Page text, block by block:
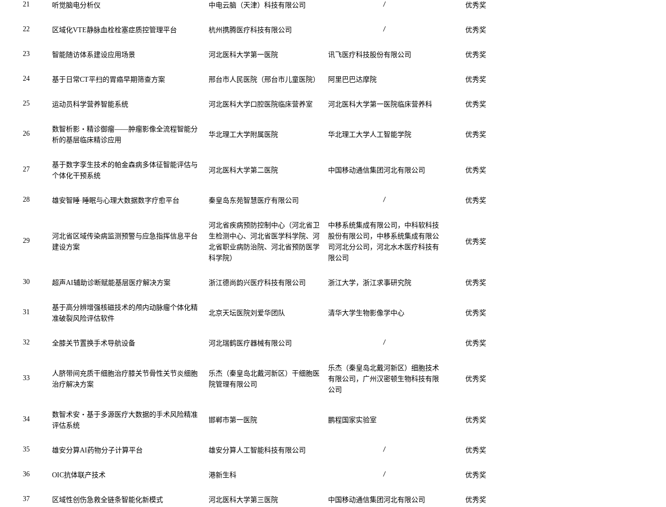
21 听觉脑电分析仪 中电云脑（天津）科技有限公司 / 优秀奖
22 区域化VTE静脉血栓栓塞症质控管理平台 杭州携腾医疗科技有限公司 / 优秀奖
23 智能随访体系建设应用场景 河北医科大学第一医院 讯飞医疗科技股份有限公司 优秀奖
24 基于日常CT平扫的胃癌早期筛查方案 邢台市人民医院（邢台市儿童医院） 阿里巴巴达摩院 优秀奖
25 运动员科学营养智能系统 河北医科大学口腔医院临床营养室 河北医科大学第一医院临床营养科 优秀奖
26
数智析影・精诊御瘤——肿瘤影像全流程智能分
析的基层临床精诊应用
华北理工大学附属医院 华北理工大学人工智能学院 优秀奖
27
基于数字孪生技术的帕金森病多体征智能评估与
个体化干预系统
河北医科大学第二医院 中国移动通信集团河北有限公司 优秀奖
28 雄安智睡·睡眠与心理大数据数字疗愈平台 秦皇岛东苑智慧医疗有限公司 / 优秀奖
29
河北省区域传染病监测预警与应急指挥信息平台
建设方案
河北省疾病预防控制中心（河北省卫
生检测中心、河北省医学科学院、河
北省职业病防治院、河北省预防医学
科学院）
中移系统集成有限公司，中科软科技
股份有限公司，中移系统集成有限公
司河北分公司，河北水木医疗科技有
限公司
优秀奖
30 超声AI辅助诊断赋能基层医疗解决方案 浙江德尚韵兴医疗科技有限公司 浙江大学，浙江求事研究院 优秀奖
31
基于高分辨增强核磁技术的颅内动脉瘤个体化精
准破裂风险评估软件
北京天坛医院刘爱华团队 清华大学生物影像学中心 优秀奖
32 全膝关节置换手术导航设备 河北瑞鹤医疗器械有限公司 / 优秀奖
33
人脐带间充质干细胞治疗膝关节骨性关节炎细胞
治疗解决方案
乐杰（秦皇岛北戴河新区）干细胞医
院管理有限公司
乐杰（秦皇岛北戴河新区）细胞技术
有限公司，广州汉密顿生物科技有限
公司
优秀奖
34
数智术安・基于多源医疗大数据的手术风险精准
评估系统
邯郸市第一医院 鹏程国家实验室 优秀奖
35 雄安分算AI药物分子计算平台 雄安分算人工智能科技有限公司 / 优秀奖
36 OIC抗体联产技术 港新生科 / 优秀奖
37 区域性创伤急救全链条智能化新模式 河北医科大学第三医院 中国移动通信集团河北有限公司 优秀奖